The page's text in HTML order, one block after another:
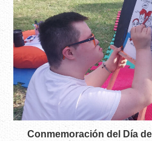
Conmemoración del Día